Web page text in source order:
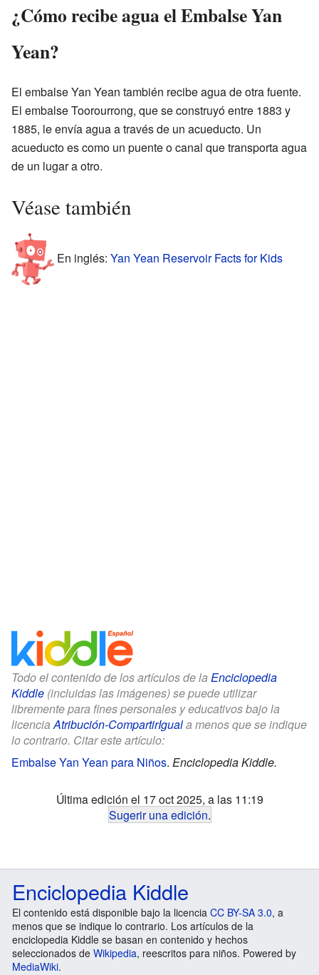
¿Cómo recibe agua el Embalse Yan
Yean?
El embalse Yan Yean también recibe agua de otra fuente.
El embalse Toorourrong, que se construyó entre 1883 y
1885, le envía agua a través de un acueducto. Un
acueducto es como un puente o canal que transporta agua
de un lugar a otro.
Véase también
En inglés: Yan Yean Reservoir Facts for Kids
Todo el contenido de los artículos de la Enciclopedia
Kiddle (incluidas las imágenes) se puede utilizar
libremente para fines personales y educativos bajo la
licencia Atribución-CompartirIguala menos que se indique
lo contrario. Citar este artículo:
Embalse Yan Yean para Niños. Enciclopedia Kiddle.
Última edición el 17 oct 2025, a las 11:19
Sugerir una edición.
Enciclopedia Kiddle
El contenido está disponible bajo la licencia CC BY-SA 3.0, a
menos que se indique lo contrario. Los artículos de la
enciclopedia Kiddle se basan en contenido y hechos
seleccionados de Wikipedia, reescritos para niños. Powered by
MediaWiki.